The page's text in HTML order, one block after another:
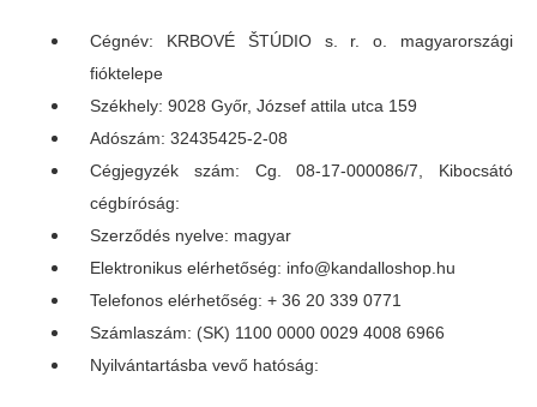
Cégnév: KRBOVÉ ŠTÚDIO s. r. o. magyarországi
fióktelepe
Székhely: 9028 Győr, József attila utca 159
Adószám: 32435425-2-08
Cégjegyzék szám: Cg. 08-17-000086/7, Kibocsátó
cégbíróság:
Szerződés nyelve: magyar
Elektronikus elérhetőség: info@kandalloshop.hu
Telefonos elérhetőség: + 36 20 339 0771
Számlaszám: (SK) 1100 0000 0029 4008 6966
Nyilvántartásba vevő hatóság: